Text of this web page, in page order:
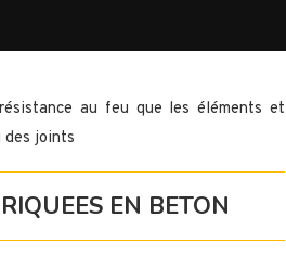
au feu que les éléments et
des joints
EN BETON